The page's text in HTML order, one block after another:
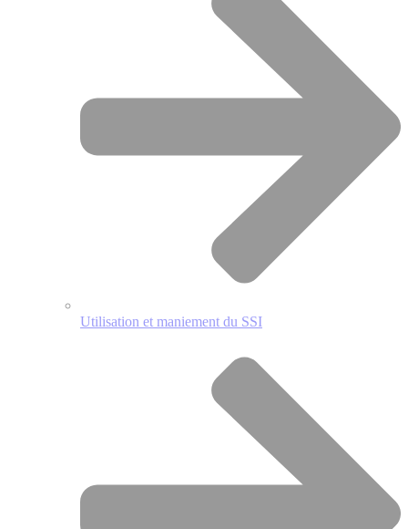
Utilisation et maniement du SSI